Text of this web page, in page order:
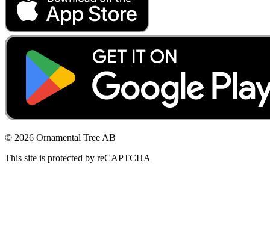
© 2026 Ornamental Tree AB
This site is protected by reCAPTCHA